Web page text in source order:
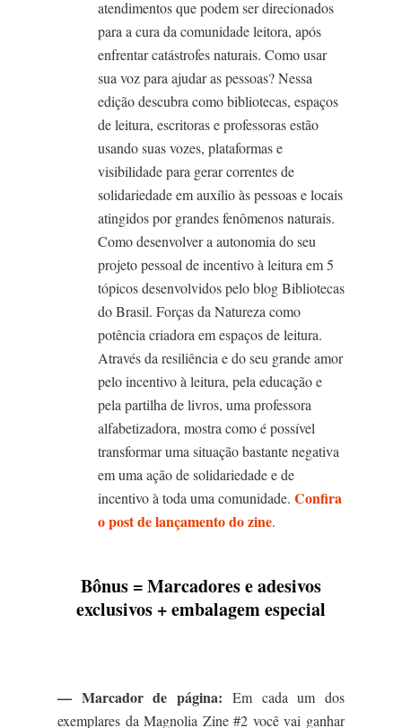
atendimentos que podem ser direcionados
para a cura da comunidade leitora, após
enfrentar catástrofes naturais. Como usar
sua voz para ajudar as pessoas? Nessa
edição descubra como bibliotecas, espaços
de leitura, escritoras e professoras estão
usando suas vozes, plataformas e
visibilidade para gerar correntes de
solidariedade em auxílio às pessoas e locais
atingidos por grandes fenômenos naturais.
Como desenvolver a autonomia do seu
projeto pessoal de incentivo à leitura em 5
tópicos desenvolvidos pelo blog Bibliotecas
do Brasil. Forças da Natureza como
potência criadora em espaços de leitura.
Através da resiliência e do seu grande amor
pelo incentivo à leitura, pela educação e
pela partilha de livros, uma professora
alfabetizadora, mostra como é possível
transformar uma situação bastante negativa
em uma ação de solidariedade e de
incentivo à toda uma comunidade. Confira
o post de lançamento do zine.
Bônus = Marcadores e adesivos
exclusivos + embalagem especial
— Marcador de página: Em cada um dos
exemplares da Magnolia Zine #2 você vai ganhar